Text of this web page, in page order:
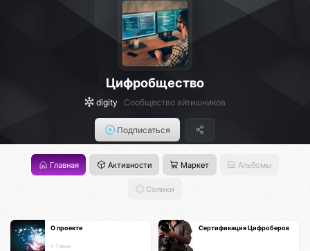
Цифробщество
digity Сообщество айтишников
Подписаться
Главная Активности Маркет Альбомы
Солики
О проекте
< 1 мин.
Сертификация Цифроберов